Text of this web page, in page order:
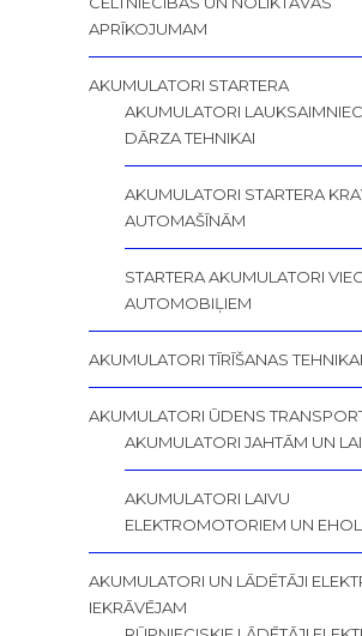
APRĪKOJUMAM
AKUMULATORI STARTERA
AKUMULATORI
DĀRZA TEHNIKAI
AKUMULATORI STARTERA
AUTOMAŠĪNĀM
STARTERA AKUMULATORI
AUTOMOBIĻIEM
AKUMULATORI TĪRĪŠANAS TEHNIKAI
AKUMULATORI ŪDENS
AKUMULATORI JAHTĀM UN
AKUMULATORI LAIVU
ELEKTROMOTORIEM UN
AKUMULATORI UN LĀDĒTĀJI
IEKRĀVĒJAM